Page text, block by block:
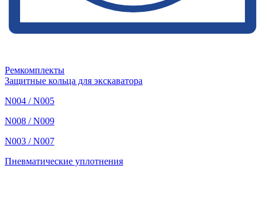
Ремкомплекты
Защитные кольца для экскаватора
N004 / N005
N008 / N009
N003 / N007
Пневматические уплотнения